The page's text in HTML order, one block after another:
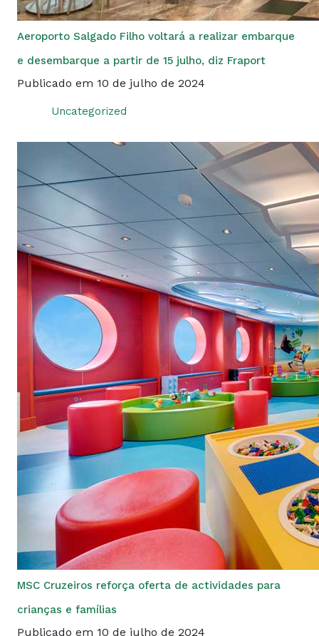
Aeroporto Salgado Filho voltará a realizar embarque
e desembarque a partir de 15 julho, diz Fraport
Publicado em 10 de julho de 2024
Uncategorized
MSC Cruzeiros reforça oferta de actividades para
crianças e famílias
Publicado em 10 de julho de 2024